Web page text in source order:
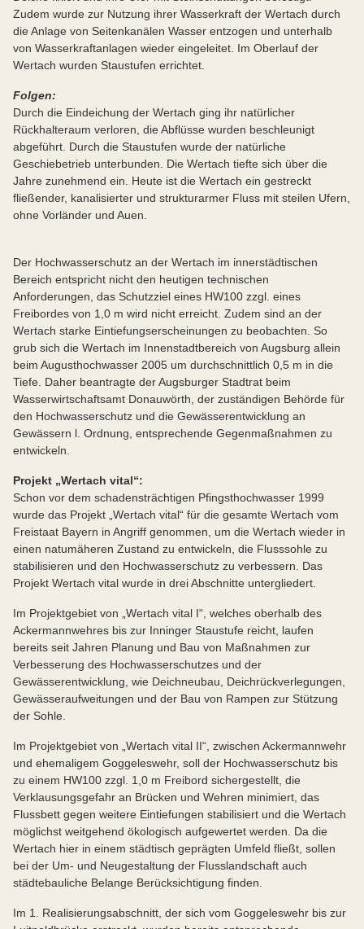
Zudem wurde zur Nutzung ihrer Wasserkraft der Wertach durch
die Anlage von Seitenkanälen Wasser entzogen und unterhalb
von Wasserkraftanlagen wieder eingeleitet. Im Oberlauf der
Wertach wurden Staustufen errichtet.
Folgen:
Durch die Eindeichung der Wertach ging ihr natürlicher
Rückhalteraum verloren, die Abflüsse wurden beschleunigt
abgeführt. Durch die Staustufen wurde der natürliche
Geschiebetrieb unterbunden. Die Wertach tiefte sich über die
Jahre zunehmend ein. Heute ist die Wertach ein gestreckt
fließender, kanalisierter und strukturarmer Fluss mit steilen Ufern,
ohne Vorländer und Auen.
Der Hochwasserschutz an der Wertach im innerstädtischen
Bereich entspricht nicht den heutigen technischen
Anforderungen, das Schutzziel eines HW100 zzgl. eines
Freibordes von 1,0 m wird nicht erreicht. Zudem sind an der
Wertach starke Eintiefungserscheinungen zu beobachten. So
grub sich die Wertach im Innenstadtbereich von Augsburg allein
beim Augusthochwasser 2005 um durchschnittlich 0,5 m in die
Tiefe. Daher beantragte der Augsburger Stadtrat beim
Wasserwirtschaftsamt Donauwörth, der zuständigen Behörde für
den Hochwasserschutz und die Gewässerentwicklung an
Gewässern l. Ordnung, entsprechende Gegenmaßnahmen zu
entwickeln.
Projekt „Wertach vital“:
Schon vor dem schadensträchtigen Pfingsthochwasser 1999
wurde das Projekt „Wertach vital“ für die gesamte Wertach vom
Freistaat Bayern in Angriff genommen, um die Wertach wieder in
einen natumäheren Zustand zu entwickeln, die Flusssohle zu
stabilisieren und den Hochwasserschutz zu verbessern. Das
Projekt Wertach vital wurde in drei Abschnitte untergliedert.
Im Projektgebiet von „Wertach vital I“, welches oberhalb des
Ackermannwehres bis zur Inninger Staustufe reicht, laufen
bereits seit Jahren Planung und Bau von Maßnahmen zur
Verbesserung des Hochwasserschutzes und der
Gewässerentwicklung, wie Deichneubau, Deichrückverlegungen,
Gewässeraufweitungen und der Bau von Rampen zur Stützung
der Sohle.
Im Projektgebiet von „Wertach vital II“, zwischen Ackermannwehr
und ehemaligem Goggeleswehr, soll der Hochwasserschutz bis
zu einem HW100 zzgl. 1,0 m Freibord sichergestellt, die
Verklausungsgefahr an Brücken und Wehren minimiert, das
Flussbett gegen weitere Eintiefungen stabilisiert und die Wertach
möglichst weitgehend ökologisch aufgewertet werden. Da die
Wertach hier in einem städtisch geprägten Umfeld fließt, sollen
bei der Um- und Neugestaltung der Flusslandschaft auch
städtebauliche Belange Berücksichtigung finden.
Im 1. Realisierungsabschnitt, der sich vom Goggeleswehr bis zur